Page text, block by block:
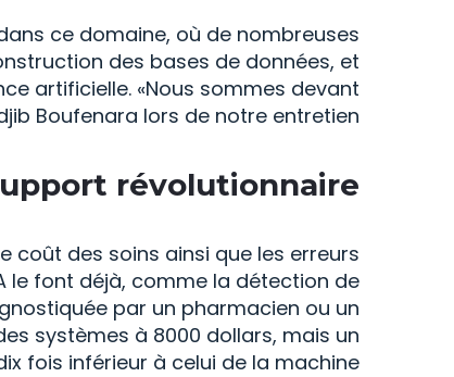
ce domaine, où de nombreuses
des bases de données, et
artificielle. «Nous sommes devant
Boufenara lors de notre entretien.
révolutionnaire
coût des soins ainsi que les erreurs
le font déjà, comme la détection de
par un pharmacien ou un
systèmes à 8000 dollars, mais un
fois inférieur à celui de la machine.